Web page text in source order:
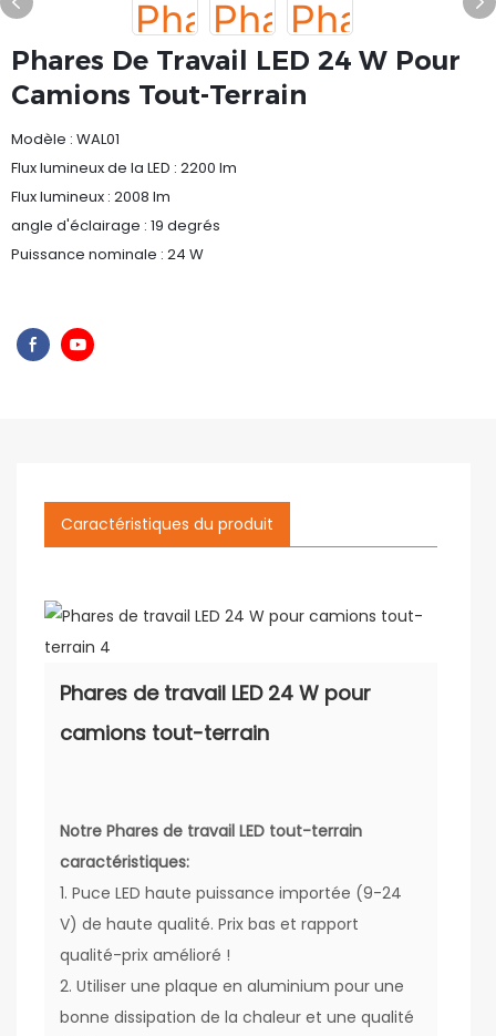
Phares De Travail LED 24 W Pour
Camions Tout-Terrain
Modèle : WAL01
Flux lumineux de la LED : 2200 lm
Flux lumineux : 2008 lm
angle d'éclairage : 19 degrés
Puissance nominale : 24 W
Caractéristiques du produit
Phares de travail LED 24 W pour
camions tout-terrain
Notre Phares de travail LED tout-terrain
caractéristiques:
1. Puce LED haute puissance importée (9-24
V) de haute qualité. Prix bas et rapport
qualité-prix amélioré !
2. Utiliser une plaque en aluminium pour une
bonne dissipation de la chaleur et une qualité